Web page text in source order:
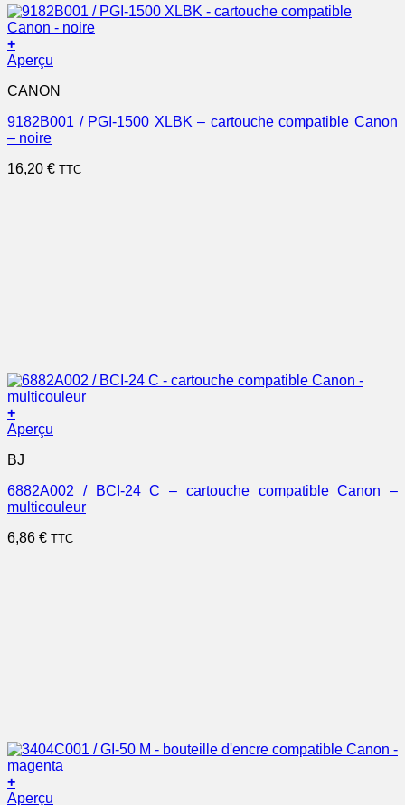
+
Aperçu
CANON
9182B001 / PGI-1500 XLBK – cartouche compatible Canon
– noire
16,20 € TTC
+
Aperçu
BJ
6882A002 / BCI-24 C – cartouche compatible Canon –
multicouleur
6,86 € TTC
+
Aperçu